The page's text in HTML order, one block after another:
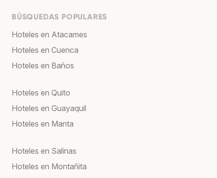
BÚSQUEDAS POPULARES
Hoteles en Atacames
Hoteles en Cuenca
Hoteles en Baños
Hoteles en Quito
Hoteles en Guayaquil
Hoteles en Manta
Hoteles en Salinas
Hoteles en Montañita